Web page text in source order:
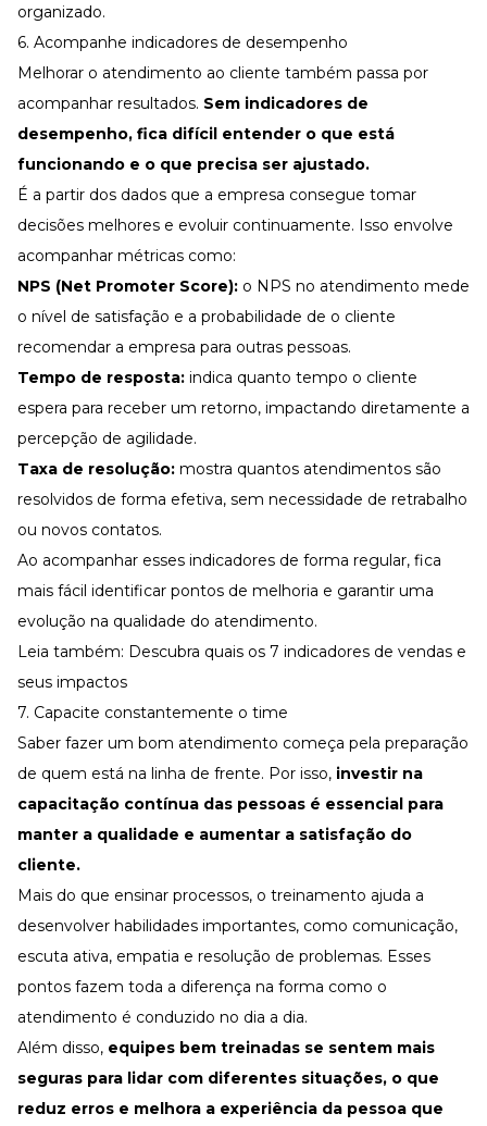
organizado.
6. Acompanhe indicadores de desempenho
Melhorar o atendimento ao cliente também passa por
acompanhar resultados. Sem indicadores de
desempenho, fica difícil entender o que está
funcionando e o que precisa ser ajustado.
É a partir dos dados que a empresa consegue tomar
decisões melhores e evoluir continuamente. Isso envolve
acompanhar métricas como:
NPS (Net Promoter Score): o NPS no atendimento mede
o nível de satisfação e a probabilidade de o cliente
recomendar a empresa para outras pessoas.
Tempo de resposta: indica quanto tempo o cliente
espera para receber um retorno, impactando diretamente a
percepção de agilidade.
Taxa de resolução: mostra quantos atendimentos são
resolvidos de forma efetiva, sem necessidade de retrabalho
ou novos contatos.
Ao acompanhar esses indicadores de forma regular, fica
mais fácil identificar pontos de melhoria e garantir uma
evolução na qualidade do atendimento.
Leia também: Descubra quais os 7 indicadores de vendas e
seus impactos
7. Capacite constantemente o time
Saber fazer um bom atendimento começa pela preparação
de quem está na linha de frente. Por isso, investir na
capacitação contínua das pessoas é essencial para
manter a qualidade e aumentar a satisfação do
cliente.
Mais do que ensinar processos, o treinamento ajuda a
desenvolver habilidades importantes, como comunicação,
escuta ativa, empatia e resolução de problemas. Esses
pontos fazem toda a diferença na forma como o
atendimento é conduzido no dia a dia.
Além disso, equipes bem treinadas se sentem mais
seguras para lidar com diferentes situações, o que
reduz erros e melhora a experiência da pessoa que